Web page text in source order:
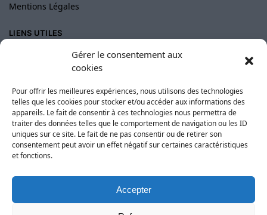
Gérer le consentement aux
cookies
Pour offrir les meilleures expériences, nous utilisons des technologies
telles que les cookies pour stocker et/ou accéder aux informations des
appareils. Le fait de consentir à ces technologies nous permettra de
traiter des données telles que le comportement de navigation ou les ID
uniques sur ce site. Le fait de ne pas consentir ou de retirer son
consentement peut avoir un effet négatif sur certaines caractéristiques
et fonctions.
Accepter
Mentions Légales
LIENS UTILES
Suivi de colis
Formulaire de Contact